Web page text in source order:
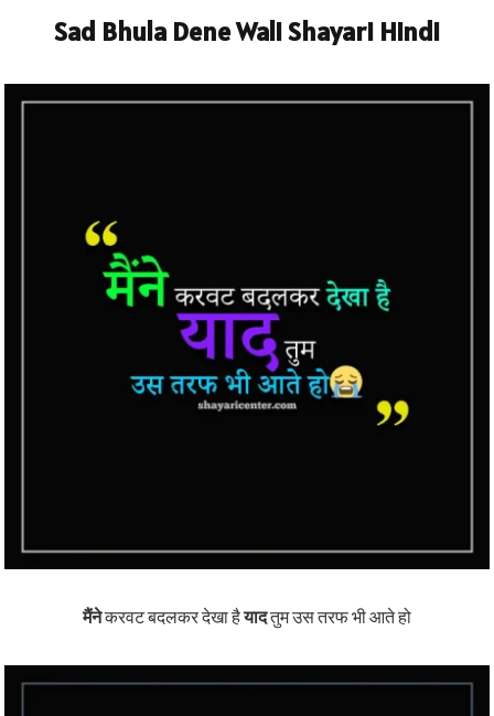
Sad Bhula Dene Wali Shayari Hindi
मैंनेकरवट बदलकर देखा हैयादतुम उस तरफ भी आते हो